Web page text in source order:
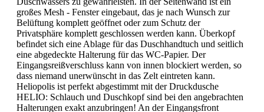
großes Mesh - Fenster eingebaut, das je nach Wunsch zur
Belüftung komplett geöffnet oder zum Schutz der
Privatsphäre komplett geschlossen werden kann. Überkopf
befindet sich eine Ablage für das Duschhandtuch und seitlich
eine abgedeckte Halterung für das WC-Papier. Der
Eingangsreißverschluss kann von innen blockiert werden, so
dass niemand unerwünscht in das Zelt eintreten kann.
Heliopolis ist perfekt abgestimmt mit der Druckdusche
HELIO: Schlauch und Duschkopf sind bei den angebrachten
Halterungen exakt anzubringen! An der Eingangsfront